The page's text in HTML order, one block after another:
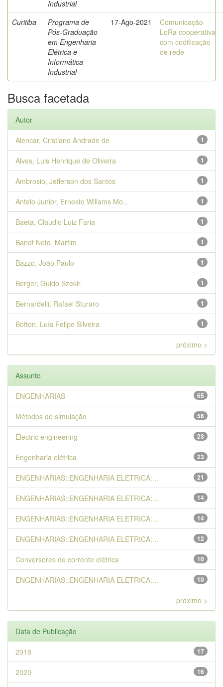
Industrial
Curitiba
Programa de
Pós-Graduação
em Engenharia
Elétrica e
Informática
Industrial
17-Ago-2021
Comunicação
LoRa cooperativa
com codificação
de rede
Busca facetada
Autor
1
Alencar, Cristiano Andrade de
1
Alves, Luis Henrique de Oliveira
1
Ambrosio, Jefferson dos Santos
1
Antelo Junior, Ernesto Willams Mo...
1
Baeta, Claudio Luiz Faria
1
Bandt Neto, Martim
1
Bazzo, João Paulo
1
Berger, Guido Szekir
1
Bernardelli, Rafael Sturaro
1
Botton, Luís Felipe Silveira
próximo >
Assunto
65
ENGENHARIAS
56
Métodos de simulação
23
Electric engineering
23
Engenharia elétrica
21
ENGENHARIAS::ENGENHARIA ELETRICA:...
14
ENGENHARIAS::ENGENHARIA ELETRICA:...
14
ENGENHARIAS::ENGENHARIA ELETRICA:...
12
ENGENHARIAS::ENGENHARIA ELETRICA:...
10
Conversores de corrente elétrica
10
ENGENHARIAS::ENGENHARIA ELETRICA:...
próximo >
Data de Publicação
17
2018
16
2020